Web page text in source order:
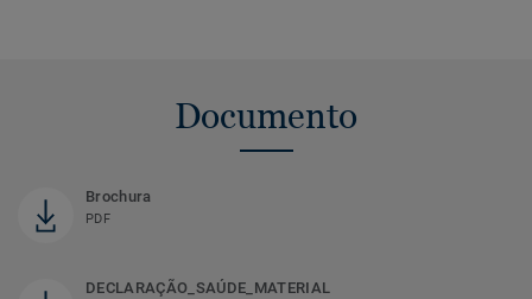
Documento
Brochura
PDF
DECLARAÇÃO_SAÚDE_MATERIAL